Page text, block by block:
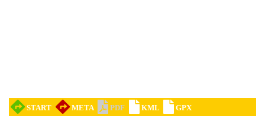
Międzynarodowy Turniej Rycerski w
Podzamczu 2026